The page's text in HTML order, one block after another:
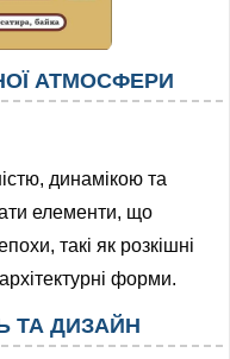
АТМОСФЕРИ
динамікою та
елементи, що
такі як розкішні
форми.
ТА ДИЗАЙН